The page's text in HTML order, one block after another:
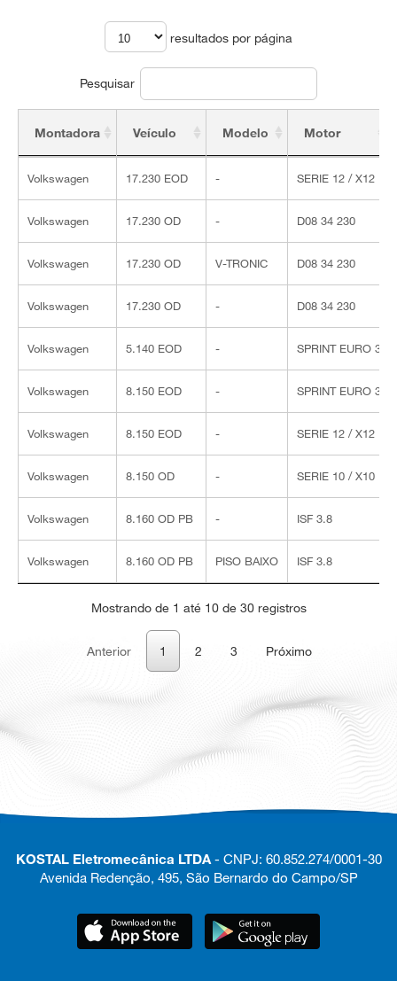
resultados por página
Pesquisar
Montadora Veículo Modelo Motor
Volkswagen 17.230 EOD - SERIE 12 / X12
Volkswagen 17.230 OD - D08 34 230
Volkswagen 17.230 OD V-TRONIC D08 34 230
Volkswagen 17.230 OD - D08 34 230
Volkswagen 5.140 EOD - SPRINT EURO 3
Volkswagen 8.150 EOD - SPRINT EURO 3
Volkswagen 8.150 EOD - SERIE 12 / X12
Volkswagen 8.150 OD - SERIE 10 / X10
Volkswagen 8.160 OD PB - ISF 3.8
Volkswagen 8.160 OD PB PISO BAIXO ISF 3.8
Mostrando de 1 até 10 de 30 registros
Anterior 1 2 3 Próximo
KOSTAL Eletromecânica LTDA- CNPJ: 60.852.274/0001-30
Avenida Redenção, 495, São Bernardo do Campo/SP